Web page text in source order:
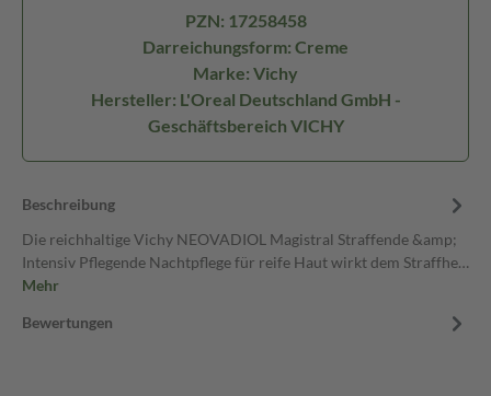
PZN: 17258458
Darreichungsform: Creme
Marke: Vichy
Hersteller: L'Oreal Deutschland GmbH -
Geschäftsbereich VICHY
Beschreibung
Die reichhaltige Vichy NEOVADIOL Magistral Straffende &amp;
Intensiv Pflegende Nachtpflege für reife Haut wirkt dem Straffhe…
Mehr
Bewertungen